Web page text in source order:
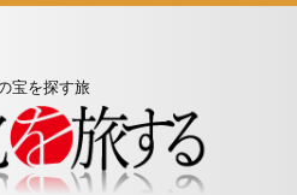
宝を探す旅